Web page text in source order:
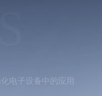
电子设备中的应用